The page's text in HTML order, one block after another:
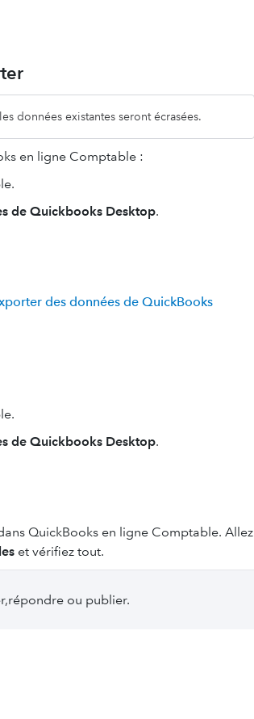
données existantes seront écrasées.
en ligne Comptable :
de Quickbooks Desktop.
des données de QuickBooks
de Quickbooks Desktop.
QuickBooks en ligne Comptable. Allez
et vérifiez tout.
ou publier.